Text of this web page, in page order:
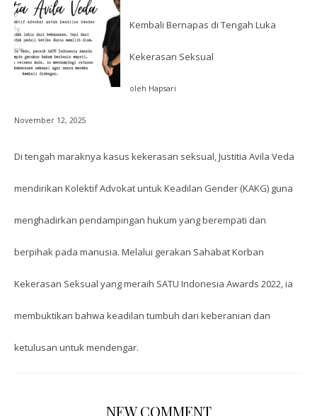
Kembali Bernapas di Tengah Luka
Kekerasan Seksual
oleh Hapsari
November 12, 2025
Di tengah maraknya kasus kekerasan seksual, Justitia Avila Veda
mendirikan Kolektif Advokat untuk Keadilan Gender (KAKG) guna
menghadirkan pendampingan hukum yang berempati dan
berpihak pada manusia. Melalui gerakan Sahabat Korban
Kekerasan Seksual yang meraih SATU Indonesia Awards 2022, ia
membuktikan bahwa keadilan tumbuh dari keberanian dan
ketulusan untuk mendengar.
NEW COMMENT